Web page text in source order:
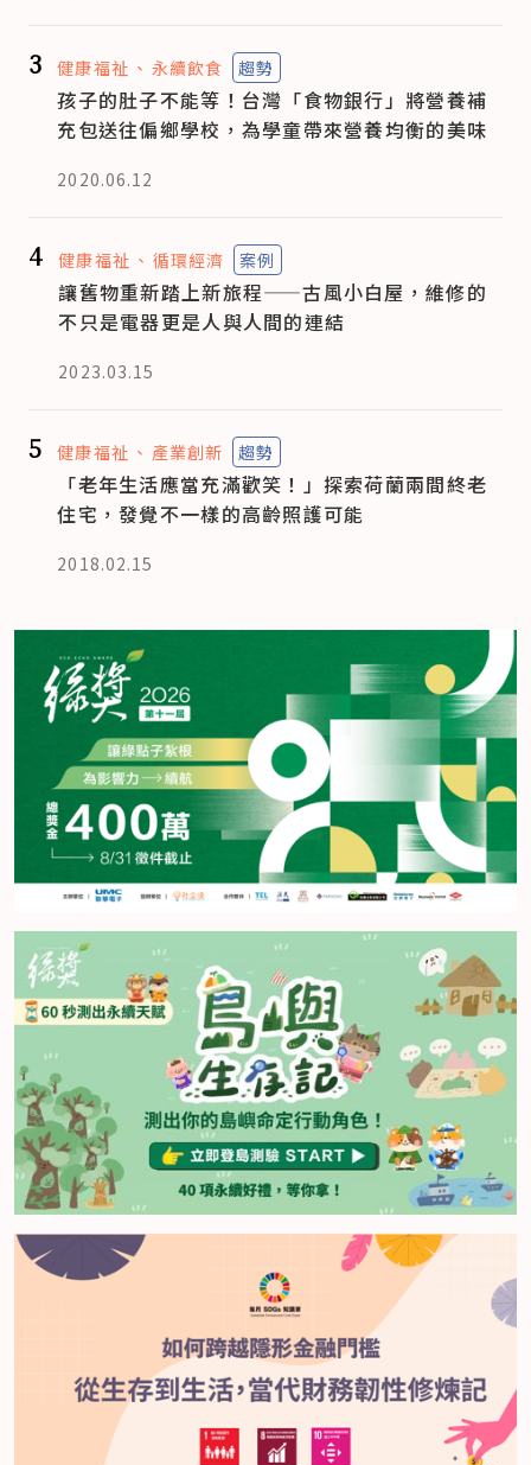
3 健康福祉 永續飲食 趨勢
孩子的肚子不能等！台灣「食物銀行」將營養補
充包送往偏鄉學校，為學童帶來營養均衡的美味
2020.06.12
4 健康福祉 循環經濟 案例
讓舊物重新踏上新旅程——古風小白屋，維修的
不只是電器更是人與人間的連結
2023.03.15
5 健康福祉 產業創新 趨勢
「老年生活應當充滿歡笑！」探索荷蘭兩間終老
住宅，發覺不一樣的高齡照護可能
2018.02.15